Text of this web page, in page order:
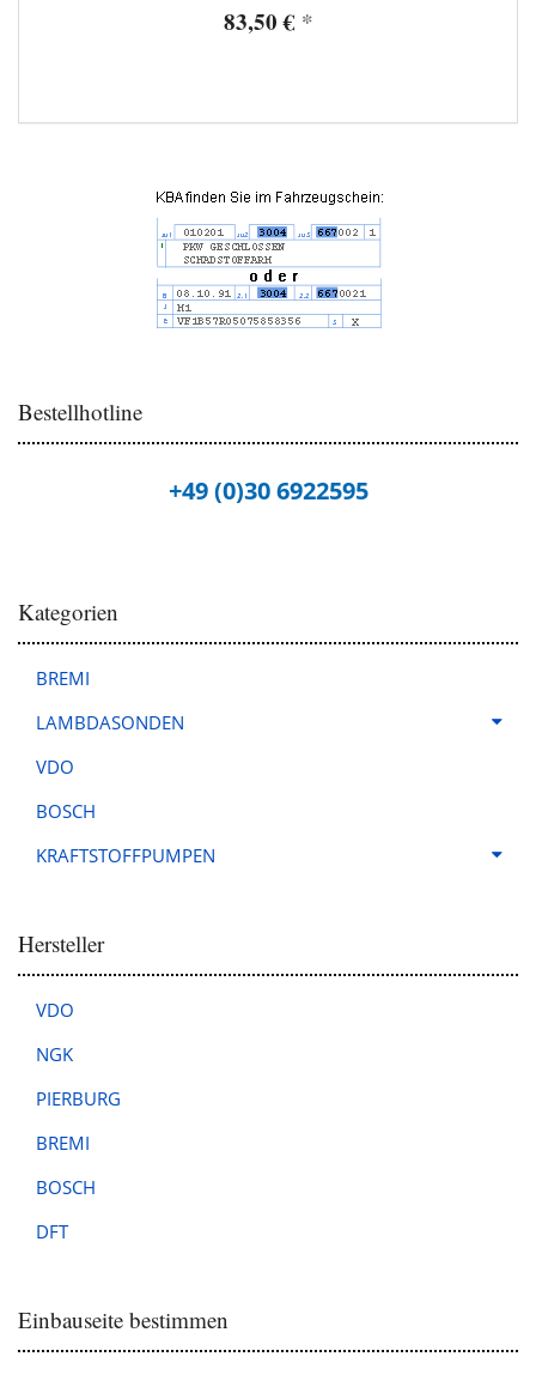
83,50 € *
Bestellhotline
+49 (0)30 6922595
Kategorien
BREMI
LAMBDASONDEN
VDO
BOSCH
KRAFTSTOFFPUMPEN
Hersteller
VDO
NGK
PIERBURG
BREMI
BOSCH
DFT
Einbauseite bestimmen